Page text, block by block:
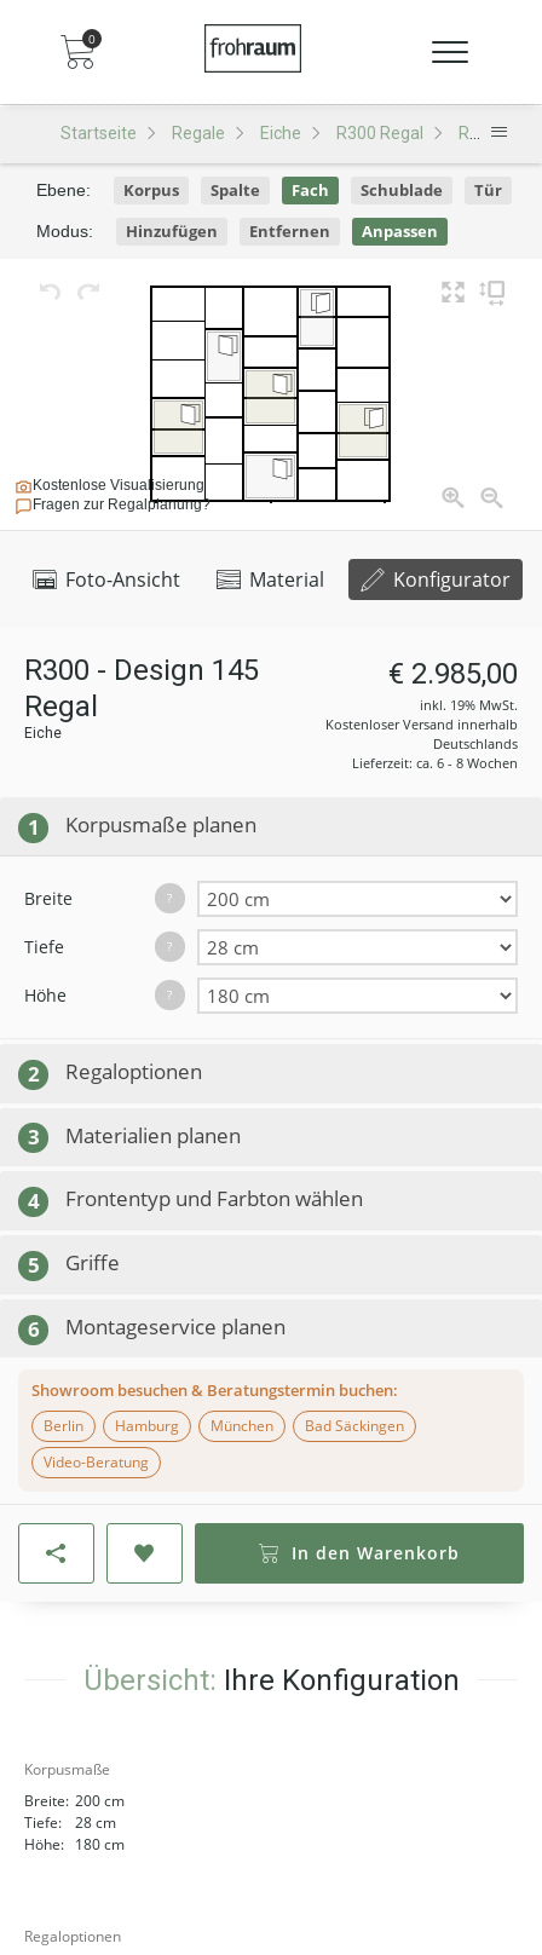
0
Startseite Regale Eiche R300 Regal R300 - Design 145
Foto-Ansicht Material Konfigurator
Kostenlose Visualisierung
Fragen zur Regalplanung?
Ebene: Korpus Spalte Fach Schublade Tür
Modus: Hinzufügen Entfernen Anpassen
R300 - Design 145
Regal
Eiche
€ 2.985,00
inkl. 19% MwSt.
Kostenloser Versand innerhalb
Deutschlands
Lieferzeit: ca. 6 - 8 Wochen
1 Korpusmaße planen
Breite ?
Tiefe ?
Höhe ?
2 Regaloptionen
3 Materialien planen
4 Frontentyp und Farbton wählen
5 Griffe
6 Montageservice planen
Showroom besuchen & Beratungstermin buchen:
Berlin
Hamburg München
Bad Säckingen
Video-Beratung
In den Warenkorb
Übersicht: Ihre Konfiguration
Korpusmaße
Breite: 200 cm
Tiefe:
28 cm
Höhe: 180 cm
Regaloptionen